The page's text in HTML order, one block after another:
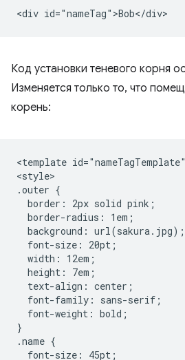
Код установки теневого корня
Изменяется только то, что
корень:
<template
<style>
.outer {
  border: 2px solid pink;
  border-radius: 1em;
  background: url(sakura.jpg);
  font-size: 20pt;
  width: 12em;
  height: 7em;
  text-align: center;
  font-family: sans-serif;
  font-weight: bold;
}
.name {
  font-size: 45pt;